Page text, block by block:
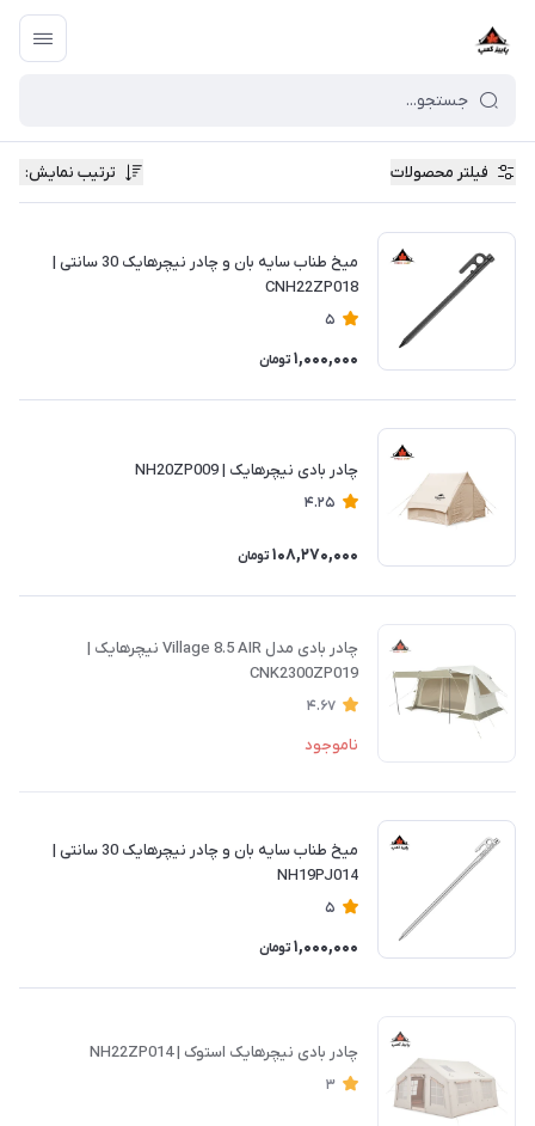
فیلتر محصولات ترتیب نمایش:
میخ طناب سایه بان و چادر نیچرهایک 30 سانتی |
CNH22ZP018
5
1,000,000 تومان
چادر بادی نیچرهایک | NH20ZP009
4.25
108,270,000 تومان
چادر بادی مدل Village 8.5 AIR نیچرهایک |
CNK2300ZP019
4.67
ناموجود
میخ طناب سایه بان و چادر نیچرهایک 30 سانتی |
NH19PJ014
5
1,000,000 تومان
چادر بادی نیچرهایک استوک | NH22ZP014
3